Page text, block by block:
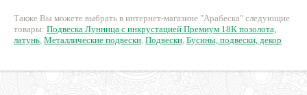
Также Вы можете выбрать в интернет-магазине "Арабеска" следующие
товары: Подвеска Лунница с инкрустацией Премиум 18К позолота,
латунь, Металлические подвески, Подвески, Бусины, подвески, декор